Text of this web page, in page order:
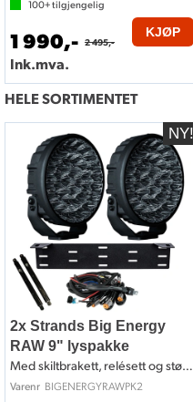
100+tilgjengelig
1 990,- 2 495,-
Ink.mva.
KJØP
HELE SORTIMENTET
2x Strands Big Energy
RAW 9" lyspakke
Med skiltbrakett, relésett og støttestag
Varenr BIGENERGYRAWPK2